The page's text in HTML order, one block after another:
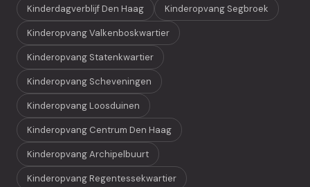
Kinderdagverblijf Den Haag Kinderopvang Segbroek
Kinderopvang Valkenboskwartier
Kinderopvang Statenkwartier
Kinderopvang Scheveningen
Kinderopvang Loosduinen
Kinderopvang Centrum Den Haag
Kinderopvang Archipelbuurt
Kinderopvang Regentessekwartier